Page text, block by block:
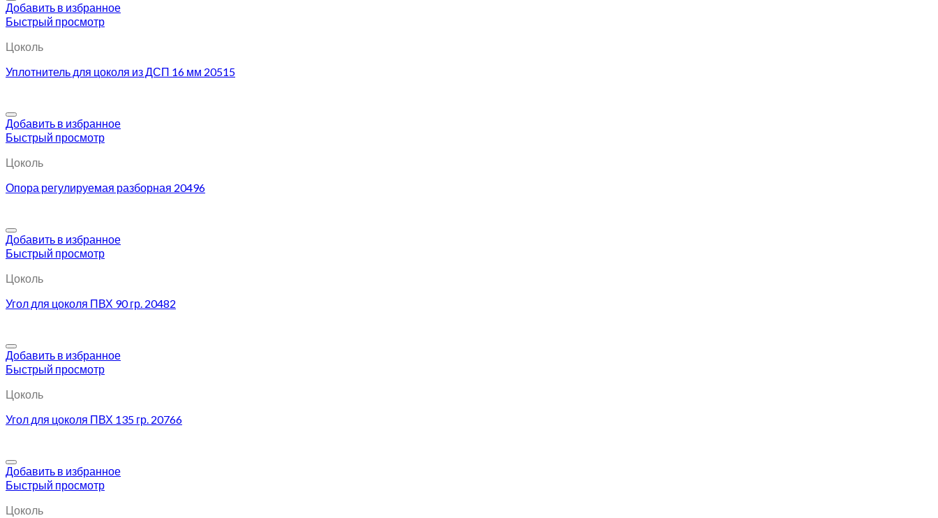
Добавить в избранное
Быстрый просмотр
Цоколь
Уплотнитель для цоколя из ДСП 16 мм 20515
Добавить в избранное
Быстрый просмотр
Цоколь
Опора регулируемая разборная 20496
Добавить в избранное
Быстрый просмотр
Цоколь
Угол для цоколя ПВХ 90 гр. 20482
Добавить в избранное
Быстрый просмотр
Цоколь
Угол для цоколя ПВХ 135 гр. 20766
Добавить в избранное
Быстрый просмотр
Цоколь